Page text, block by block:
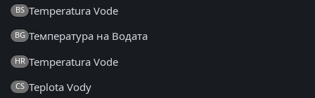
BS Temperatura Vode
BG Температура на Водата
HR Temperatura Vode
CS Teplota Vody